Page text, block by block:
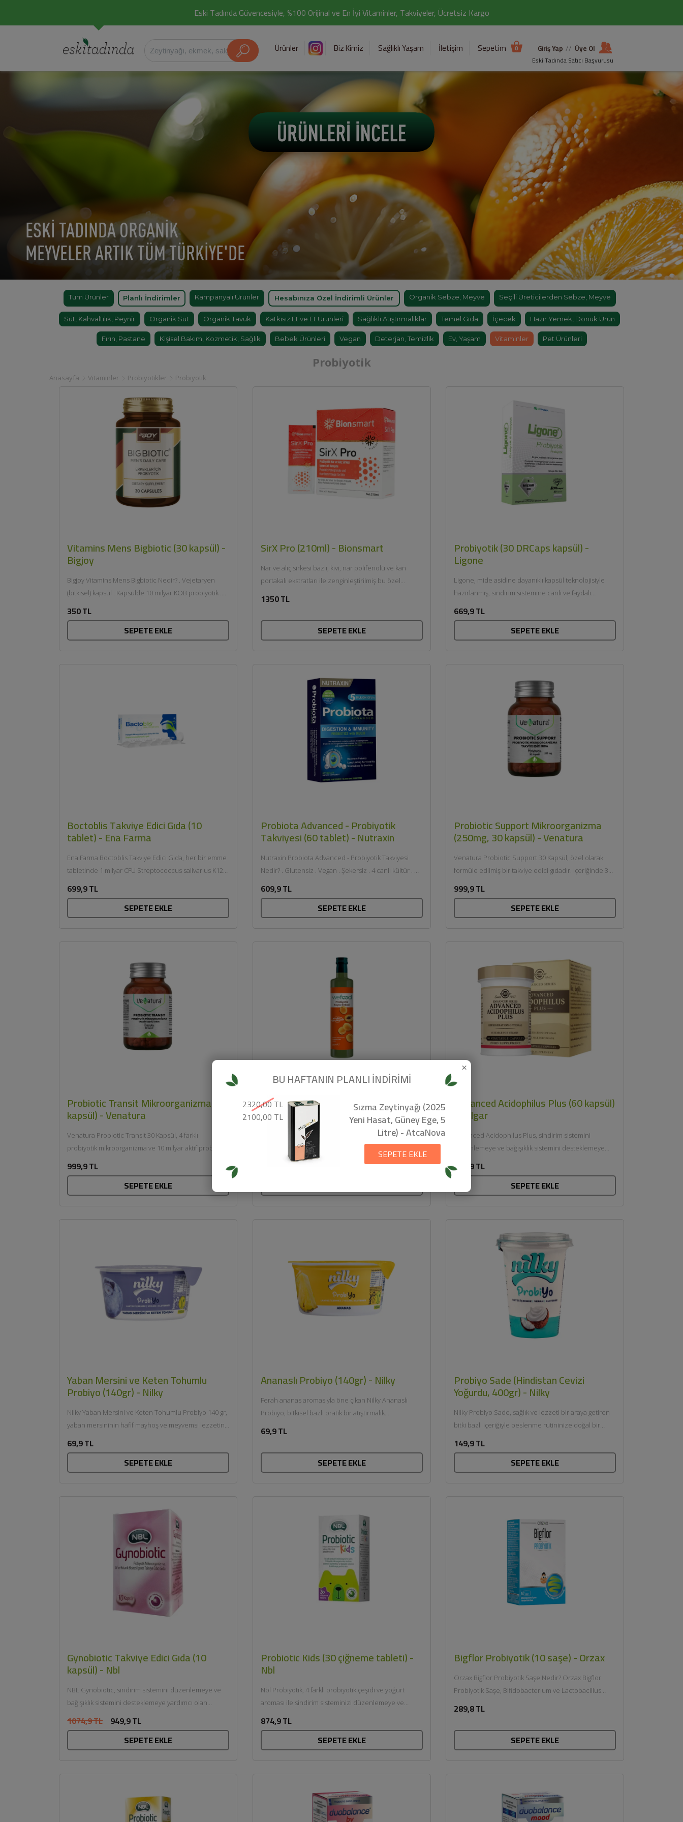
Eski Tadında Güvencesiyle, %100 Orijinal ve En İyi Vitaminler, Takviyeler, Ücretsiz Kargo
Ürünler Biz Kimiz Sağlıklı Yaşam İletişim Sepetim 0 Giriş Yap // Üye Ol
Eski Tadında Satıcı Başvurusu
ESKİ TADINDA ORGANİK
MEYVELER ARTIK TÜM TÜRKİYE'DE
Tüm Ürünler Planlı İndirimler Kampanyalı Ürünler Hesabınıza Özel İndirimli Ürünler Organik Sebze, Meyve Seçili Üreticilerden Sebze, Meyve
Süt, Kahvaltılık, Peynir Organik Süt Organik Tavuk Katkısız Et ve Et Ürünleri Sağlıklı Atıştırmalıklar Temel Gıda İçecek Hazır Yemek, Donuk Ürün
Fırın, Pastane Kişisel Bakım, Kozmetik, Sağlık Bebek Ürünleri Vegan Deterjan, Temizlik Ev, Yaşam Vitaminler Pet Ürünleri
Probiyotik
Anasayfa Vitaminler Probiyotikler Probiyotik
Vitamins Mens Bigbiotic (30 kapsül) -
Bigjoy
Bigjoy Vitamins Mens Bigbiotic Nedir? . Vejetaryen
(bitkisel) kapsül . Kapsülde 10 milyar KOB probiyotik .
350 TL
SEPETE EKLE
SirX Pro (210ml) - Bionsmart
Nar ve alıç sirkesi bazlı, kivi, nar polifenolü ve kan
portakalı ekstratları ile zenginleştirilmiş bu özel
1350 TL
SEPETE EKLE
Probiyotik (30 DRCaps kapsül) -
Ligone
Ligone, mide asidine dayanıklı kapsül teknolojisiyle
hazırlanmış, sindirim sistemine canlı ve faydalı
669,9 TL
SEPETE EKLE
Boctoblis Takviye Edici Gıda (10
tablet) - Ena Farma
Ena Farma Boctoblis Takviye Edici Gıda, her bir emme
tabletinde 1 milyar CFU Streptococcus salivarius K12
699,9 TL
SEPETE EKLE
Probiota Advanced - Probiyotik
Takviyesi (60 tablet) - Nutraxin
Nutraxin Probiota Advanced - Probiyotik Takviyesi
Nedir? . Glutensiz . Vegan . Şekersiz . 4 canlı kültür . Üç
609,9 TL
SEPETE EKLE
Probiotic Support Mikroorganizma
(250mg, 30 kapsül) - Venatura
Venatura Probiotic Support 30 Kapsül, özel olarak
formüle edilmiş bir takviye edici gıdadır. İçeriğinde 3
999,9 TL
SEPETE EKLE
Probiotic Transit Mikroorganizma (30
kapsül) - Venatura
Venatura Probiotic Transit 30 Kapsül, 4 farklı
probiyotik mikroorganizma ve 10 milyar aktif probiyotik
999,9 TL
SEPETE EKLE
Probiyotik Kayısı Sirkesi (250ml) -
Wefood
Wefood Probiyotik Kayısı Sirkesi Nedir? . Kayısı sirkesi. .
Probiyotik içerikli. . Sirke analı yapı. . Renklendirici ve
koruyucu içermez. Wefood Probiyotik...
294,9 TL
Advanced Acidophilus Plus (60 kapsül)
- Solgar
Advanced Acidophilus Plus, sindirim sistemini
düzenlemeye ve bağışıklık sistemini desteklemeye
özel bir...
889,9 TL
SEPETE EKLE
Yaban Mersini ve Keten Tohumlu
Probiyo (140gr) - Nilky
Nilky Yaban Mersini ve Keten Tohumlu Probiyo 140 gr,
yaban mersininin hafif mayhoş ve meyvemsi lezzetini
69,9 TL
SEPETE EKLE
Ananaslı Probiyo (140gr) - Nilky
Ferah ananas aromasıyla öne çıkan Nilky Ananaslı
Probiyo, bitkisel bazlı pratik bir atıştırmalık
69,9 TL
SEPETE EKLE
Probiyo Sade (Hindistan Cevizi
Yoğurdu, 400gr) - Nilky
Nilky Probiyo Sade, sağlık ve lezzeti bir araya getiren
bitki bazlı içeriğiyle beslenme rutininize doğal bir
149,9 TL
SEPETE EKLE
Gynobiotic Takviye Edici Gıda (10
kapsül) - Nbl
NBL Gynobiotic, sindirim sistemini düzenlemeye ve
bağışıklık sistemini desteklemeye yardımcı olan
bağışıklık...
1074,9 TL 949,9 TL
SEPETE EKLE
Probiotic Kids (30 çiğneme tableti) -
Nbl
Nbl Probiyotik, 4 farklı probiyotik çeşidi ve yoğurt
aroması ile sindirim sisteminizi düzenlemeye ve
874,9 TL
SEPETE EKLE
Bigflor Probiyotik (10 saşe) - Orzax
Orzax Bigflor Probiyotik Saşe Nedir? Orzax Bigflor
Probiyotik Saşe, Bifidobacterium ve Lactobacillus
karışımını...
289,8 TL
SEPETE EKLE
×
BU HAFTANIN PLANLI İNDİRİMİ
2320,00 TL
2100,00 TL
Sızma Zeytinyağı (2025
Yeni Hasat, Güney Ege, 5
Litre) - AtcaNova
SEPETE EKLE